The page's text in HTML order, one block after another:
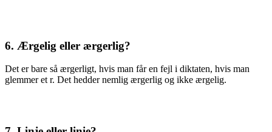
6. Ærgelig eller ærgerlig?
Det er bare så ærgerligt, hvis man får en fejl i diktaten, hvis man
glemmer et r. Det hedder nemlig ærgerlig og ikke ærgelig.